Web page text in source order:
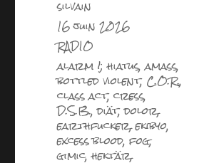
Auteur
silvain
Publié
le
16 juin 2026
Catégories
RADIO
Étiquettes
alarm !; hiatus,amass,
bottled violent,C.O.R.,
class act,cress,
D.S.B.,diät,dolor,
earthfucker,ekibyo,
excess blood,fog,
gimic,hektär,